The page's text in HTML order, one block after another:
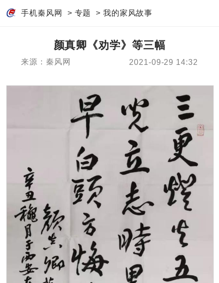
手机秦风网 > 专题 > 我的家风故事
颜真卿《劝学》等三幅
来源：秦风网 2021-09-29 14:32